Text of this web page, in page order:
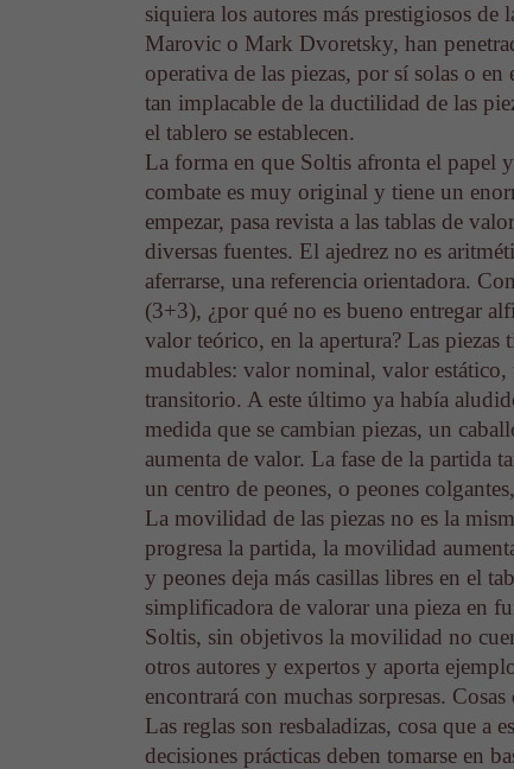
siquiera los autores más prestigiosos
Marovic o Mark Dvoretsky, han
operativa de las piezas, por sí solas o
tan implacable de la ductilidad de las
el tablero se establecen.
La forma en que Soltis afronta el papel
combate es muy original y tiene un
empezar, pasa revista a las tablas de
diversas fuentes. El ajedrez no es
aferrarse, una referencia orientadora.
(3+3), ¿por qué no es bueno entregar
valor teórico, en la apertura? Las
mudables: valor nominal, valor
transitorio. A este último ya había
medida que se cambian piezas, un
aumenta de valor. La fase de la partida
un centro de peones, o peones
La movilidad de las piezas no es la
progresa la partida, la movilidad
y peones deja más casillas libres en el
simplificadora de valorar una pieza en
Soltis, sin objetivos la movilidad no
otros autores y expertos y aporta
encontrará con muchas sorpresas.
Las reglas son resbaladizas, cosa que a
decisiones prácticas deben tomarse en